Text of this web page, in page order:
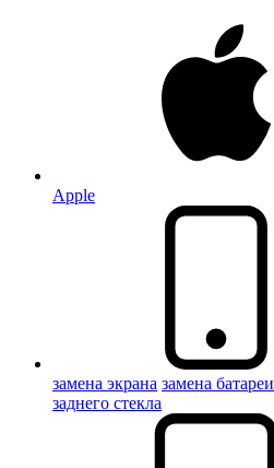
Apple
замена экрана замена батареи
заднего стекла